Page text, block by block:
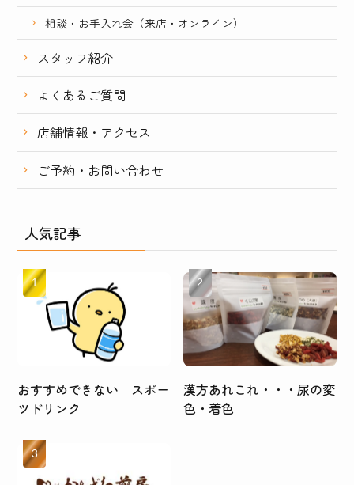
相談・お手入れ会（来店・オンライン）
スタッフ紹介
よくあるご質問
店舗情報・アクセス
ご予約・お問い合わせ
人気記事
おすすめできない スポー
ツドリンク
漢方あれこれ・・・尿の変
色・着色